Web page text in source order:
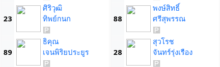
23
ศิริวุฒิ
ทิพย์กนก
89
ธิคุณ
เจนพิริยประยูร
88
พงษ์สิทธิ์
ศรีสุพรรณ
28
สุวโรช
จันทร์รุ่งเรือง